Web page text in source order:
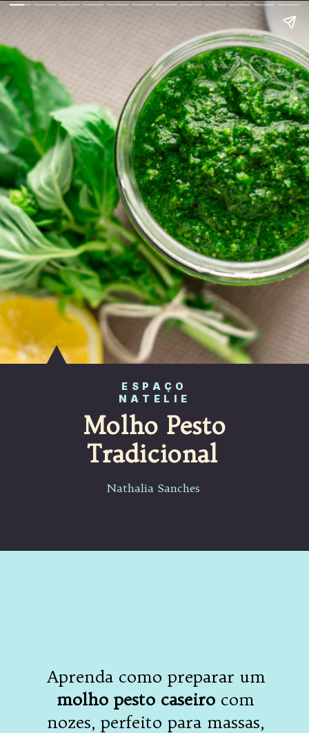
ESPAÇO
NATELIE
Molho Pesto
Tradicional
Nathalia Sanches
Aprenda como preparar um
molho pesto caseiro com
nozes, perfeito para massas,